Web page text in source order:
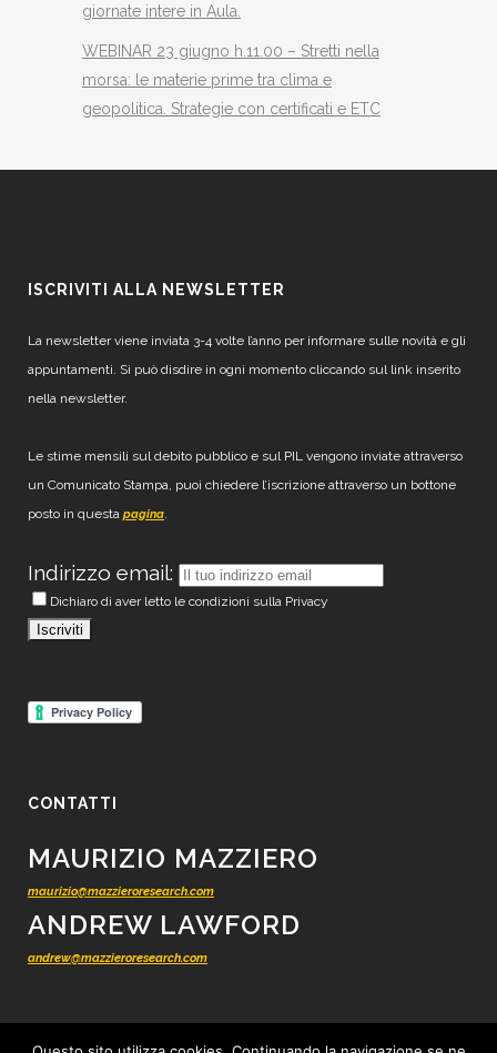
giornate intere in Aula.
WEBINAR 23 giugno h.11.00 – Stretti nella
morsa: le materie prime tra clima e
geopolitica. Strategie con certificati e ETC
ISCRIVITI ALLA NEWSLETTER
La newsletter viene inviata 3-4 volte l’anno per informare sulle novità e gli
appuntamenti. Si può disdire in ogni momento cliccando sul link inserito
nella newsletter.
Le stime mensili sul debito pubblico e sul PIL vengono inviate attraverso
un Comunicato Stampa, puoi chiedere l’iscrizione attraverso un bottone
posto in questa pagina.
Indirizzo email:
Dichiaro di aver letto le condizioni sulla Privacy
CONTATTI
MAURIZIO MAZZIERO
maurizio@mazzieroresearch.com
ANDREW LAWFORD
andrew@mazzieroresearch.com